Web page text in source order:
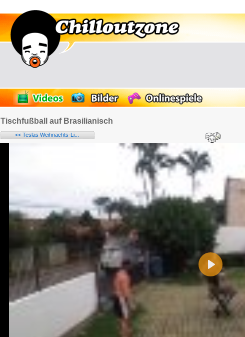
Tischfußball auf Brasilianisch
<< Teslas Weihnachts-Li...
Play
E-Mail-Adresse (optional):
Kommentar: